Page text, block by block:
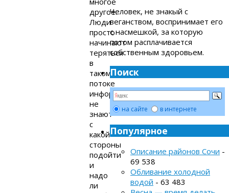
другое.
Люди
просто
начинают
теряться
в
таком
потоке
информации,
не
знают
с
какой
стороны
подойти
и
надо
ли
Человек, не знакый с
веганством, воспринимает его
с насмешкой, за которую
потом расплачивается
собственным здоровьем.
Поиск
на сайте в интернете
Популярное
Описание районов Сочи -
69 538
Обливание холодной
водой - 63 483